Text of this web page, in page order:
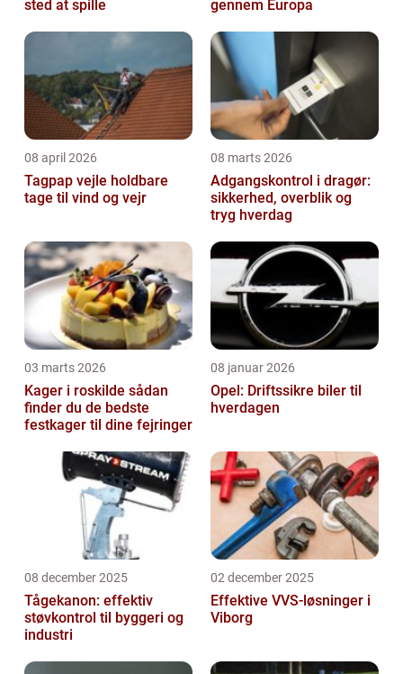
sted at spille gennem Europa
08 april 2026
Tagpap vejle holdbare
tage til vind og vejr
08 marts 2026
Adgangskontrol i dragør:
sikkerhed, overblik og
tryg hverdag
03 marts 2026
Kager i roskilde sådan
finder du de bedste
festkager til dine fejringer
08 januar 2026
Opel: Driftssikre biler til
hverdagen
08 december 2025
Tågekanon: effektiv
støvkontrol til byggeri og
industri
02 december 2025
Effektive VVS-løsninger i
Viborg